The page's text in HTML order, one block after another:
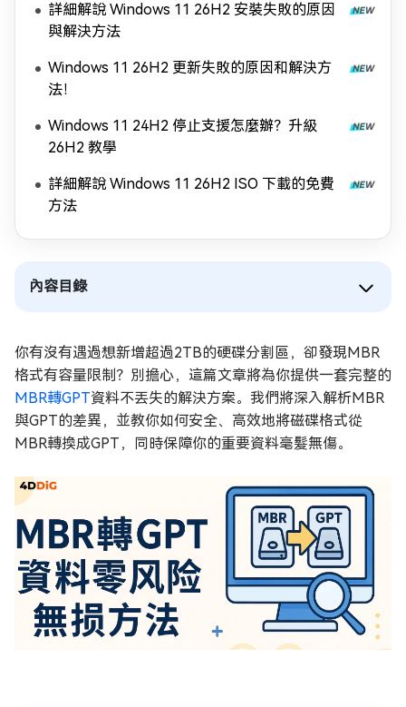
詳細解說 Windows 11 26H2 安裝失敗的原因
與解決方法
Windows 11 26H2 更新失敗的原因和解決方
法！
Windows 11 24H2 停止支援怎麼辦？升級
26H2 教學
詳細解說 Windows 11 26H2 ISO 下載的免費
方法
內容目錄
你有沒有遇過想新增超過2TB的硬碟分割區，卻發現MBR
格式有容量限制？別擔心，這篇文章將為你提供一套完整的
MBR轉GPT資料不丟失的解決方案。我們將深入解析MBR
與GPT的差異，並教你如何安全、高效地將磁碟格式從
MBR轉換成GPT，同時保障你的重要資料毫髮無傷。